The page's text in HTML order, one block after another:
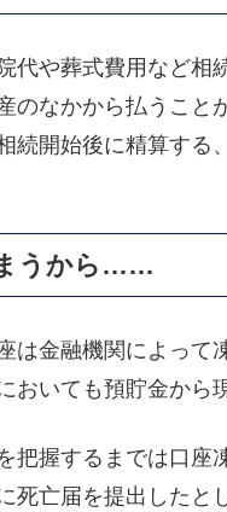
代や葬式費用など相
のなかから払うこと
続開始後に精算する
うから……
は金融機関によって
おいても預貯金から
把握するまでは口
死亡届を提出した